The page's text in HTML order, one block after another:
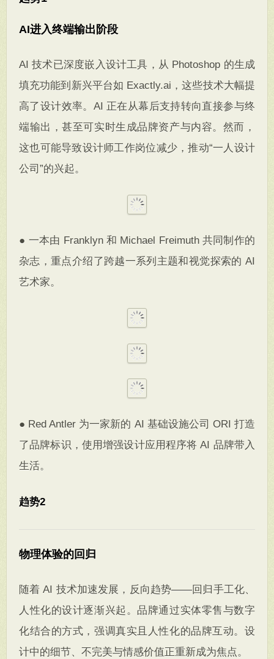
AI进入终端输出阶段
AI 技术已深度嵌入设计工具，从 Photoshop 的生成
填充功能到新兴平台如 Exactly.ai，这些技术大幅提
高了设计效率。AI 正在从幕后支持转向直接参与终
端输出，甚至可实时生成品牌资产与内容。然而，
这也可能导致设计师工作岗位减少，推动“一人设计
公司”的兴起。
● 一本由 Franklyn 和 Michael Freimuth 共同制作的
杂志，重点介绍了跨越一系列主题和视觉探索的 AI
艺术家。
● Red Antler 为一家新的 AI 基础设施公司 ORI 打造
了品牌标识，使用增强设计应用程序将 AI 品牌带入
生活。
趋势2
物理体验的回归
随着 AI 技术加速发展，反向趋势——回归手工化、
人性化的设计逐渐兴起。品牌通过实体零售与数字
化结合的方式，强调真实且人性化的品牌互动。设
计中的细节、不完美与情感价值正重新成为焦点。